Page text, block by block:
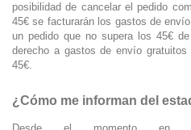
posibilidad de cancelar el pedido
45€ se facturarán los gastos de
un pedido que no supera los 45€
derecho a gastos de envío
45€.
¿Cómo me informan del